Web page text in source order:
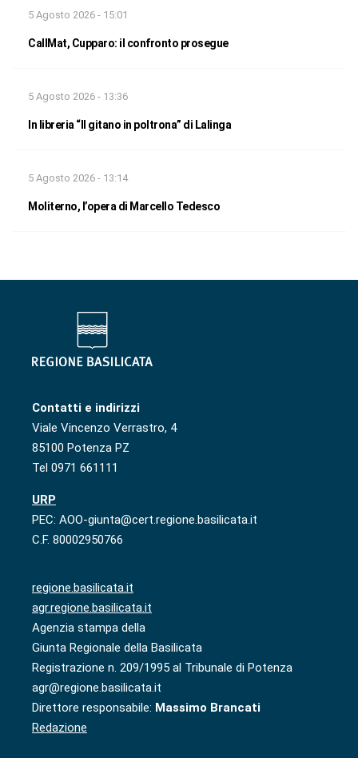
5 Agosto 2026 - 15:01
CallMat, Cupparo: il confronto prosegue
5 Agosto 2026 - 13:36
In libreria “Il gitano in poltrona” di Lalinga
5 Agosto 2026 - 13:14
Moliterno, l’opera di Marcello Tedesco
Contatti e indirizzi
Viale Vincenzo Verrastro, 4
85100 Potenza PZ
Tel 0971 661111
URP
PEC: AOO-giunta@cert.regione.basilicata.it
C.F. 80002950766
regione.basilicata.it
agr.regione.basilicata.it
Agenzia stampa della
Giunta Regionale della Basilicata
Registrazione n. 209/1995 al Tribunale di Potenza
agr@regione.basilicata.it
Direttore responsabile: Massimo Brancati
Redazione